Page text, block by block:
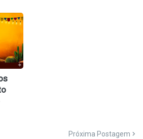
Próxima Postagem